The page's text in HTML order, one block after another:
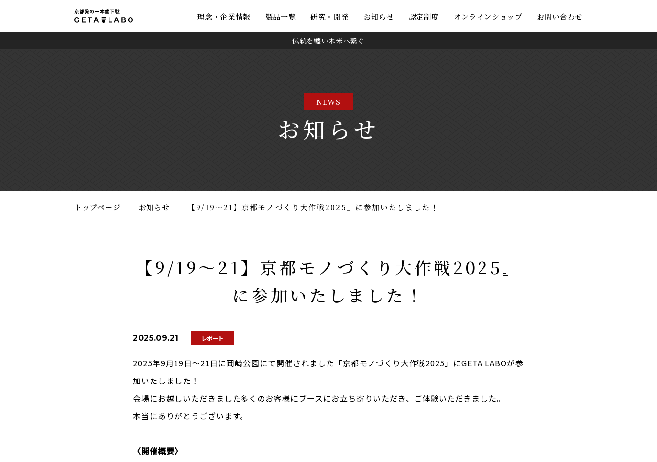
理念・企業情報 製品一覧 研究・開発 お知らせ 認定制度 オンラインショップ お問い合わせ
伝統を纏い未来へ繋ぐ
NEWS
お知らせ
トップページ お知らせ 【9/19〜21】京都モノづくり大作戦2025』に参加いたしました！
【9/19〜21】京都モノづくり大作戦2025』
に参加いたしました！
2025.09.21 レポート
2025年9月19日〜21日に岡崎公園にて開催されました「京都モノづくり大作戦2025」 にGETA LABOが参
加いたしました！
会場にお越しいただきました多くのお客様にブースにお立ち寄りいただき、ご体験いただきました。
本当にありがとうございます。
〈開催概要〉